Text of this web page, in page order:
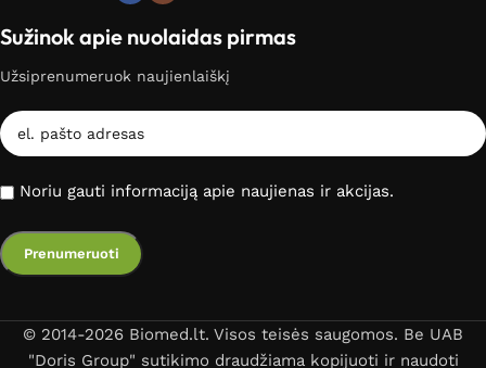
Sužinok apie nuolaidas pirmas
Užsiprenumeruok naujienlaiškį
Noriu gauti informaciją apie naujienas ir akcijas.
© 2014-2026 Biomed.lt. Visos teisės saugomos. Be UAB
"Doris Group" sutikimo draudžiama kopijuoti ir naudoti